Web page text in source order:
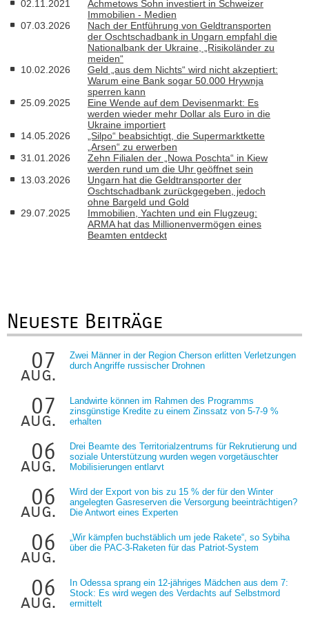
02.11.2021
Achmetows Sohn investiert in Schweizer
Immobilien - Medien
07.03.2026
Nach der Entführung von Geldtransporten
der Oschtschadbank in Ungarn empfahl die
Nationalbank der Ukraine, „Risikoländer zu
meiden“
10.02.2026
Geld „aus dem Nichts“ wird nicht akzeptiert:
Warum eine Bank sogar 50.000 Hrywnja
sperren kann
25.09.2025
Eine Wende auf dem Devisenmarkt: Es
werden wieder mehr Dollar als Euro in die
Ukraine importiert
14.05.2026
„Silpo“ beabsichtigt, die Supermarktkette
„Arsen“ zu erwerben
31.01.2026
Zehn Filialen der „Nowa Poschta“ in Kiew
werden rund um die Uhr geöffnet sein
13.03.2026
Ungarn hat die Geldtransporter der
Oschtschadbank zurückgegeben, jedoch
ohne Bargeld und Gold
29.07.2025
Immobilien, Yachten und ein Flugzeug:
ARMA hat das Millionenvermögen eines
Beamten entdeckt
Neueste Beiträge
07
aug.
Zwei Männer in der Region Cherson erlitten Verletzungen
durch Angriffe russischer Drohnen
07
aug.
Landwirte können im Rahmen des Programms
zinsgünstige Kredite zu einem Zinssatz von 5-7-9 %
erhalten
06
aug.
Drei Beamte des Territorialzentrums für Rekrutierung und
soziale Unterstützung wurden wegen vorgetäuschter
Mobilisierungen entlarvt
06
aug.
Wird der Export von bis zu 15 % der für den Winter
angelegten Gasreserven die Versorgung beeinträchtigen?
Die Antwort eines Experten
06
aug.
„Wir kämpfen buchstäblich um jede Rakete“, so Sybiha
über die PAC-3-Raketen für das Patriot-System
06
aug.
In Odessa sprang ein 12-jähriges Mädchen aus dem 7:
Stock: Es wird wegen des Verdachts auf Selbstmord
ermittelt